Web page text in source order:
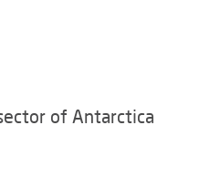
of Antarctica